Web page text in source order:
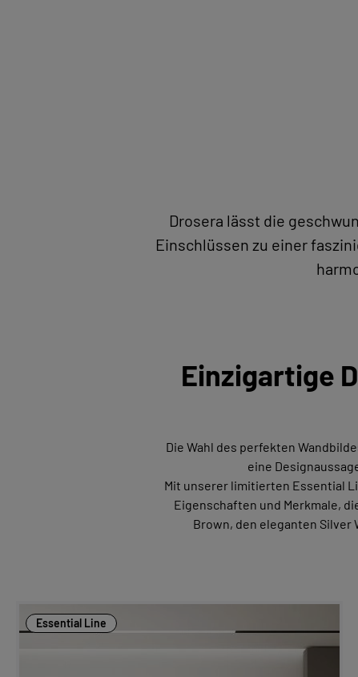
NATURSTEINBILDER MIT PASSEPARTOUT
HÄNDLER WERDENDrosera lässt die
Einschlüssen zu einer
Einzigartige
Die Wahl des perfekten
eine
Mit unserer limitierten Essential
Eigenschaften und Merkmale,
Brown, den eleganten Silver
Essential Line